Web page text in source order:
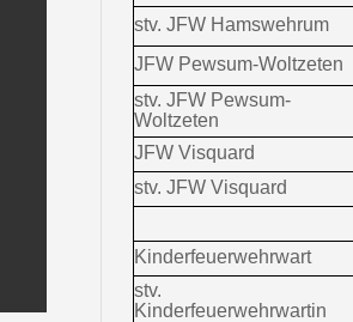
stv. JFW Hamswehrum
JFW Pewsum-Woltzeten
stv. JFW Pewsum-
Woltzeten
JFW Visquard
stv. JFW Visquard
Kinderfeuerwehrwart
stv.
Kinderfeuerwehrwartin